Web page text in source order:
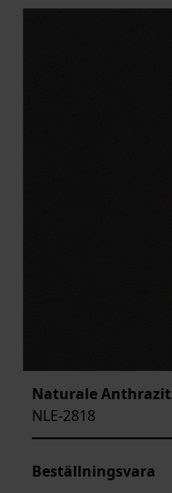
Naturale Anthrazit
NLE-2818
Beställningsvara